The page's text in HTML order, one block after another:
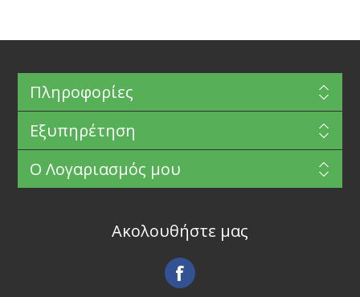
Πληροφορίες
Εξυπηρέτηση
Ο Λογαριασμός μου
Ακολουθήστε μας